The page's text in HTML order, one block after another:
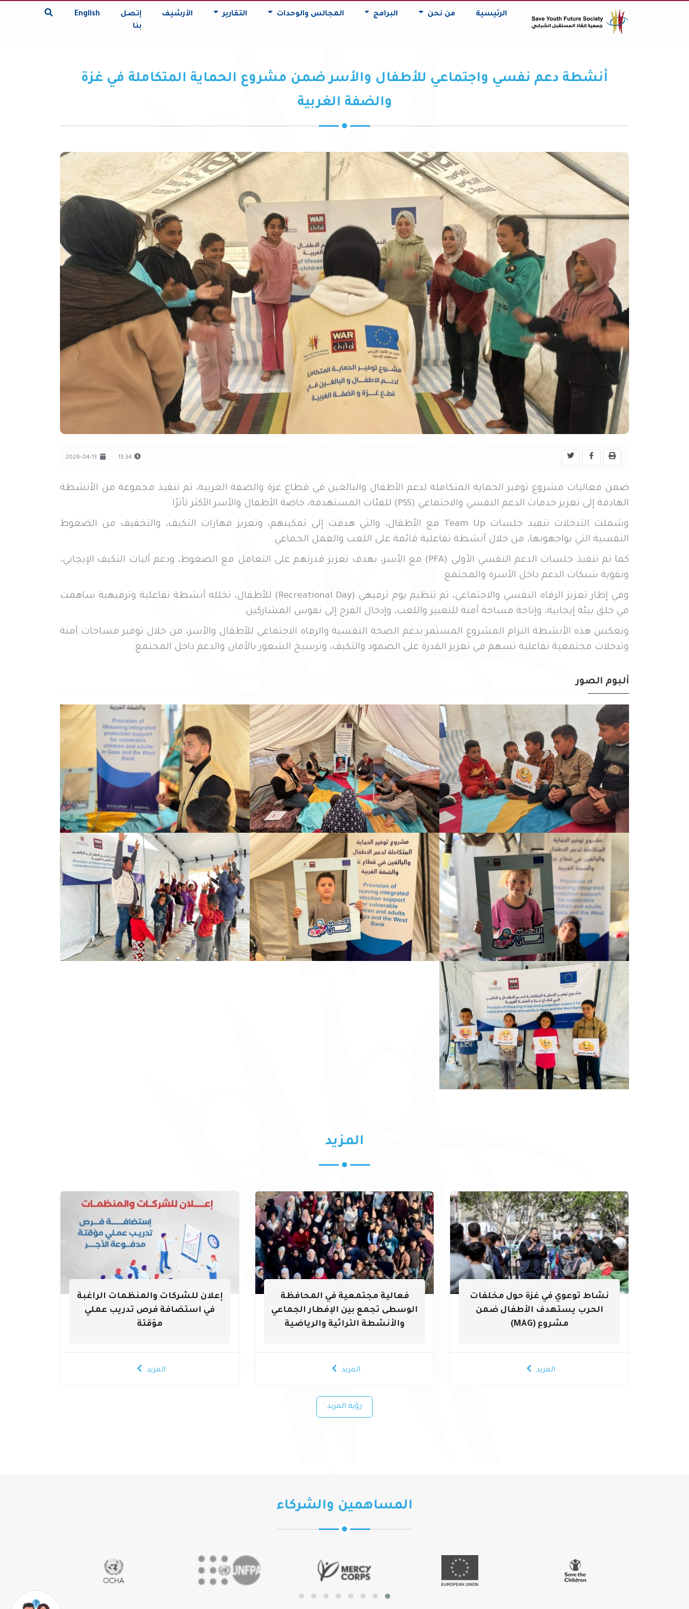
الرئيسية من نحن البرامج المجالس والوحدات التقارير الأرشيف
إتصل
بنا
English
أنشطة دعم نفسي واجتماعي للأطفال والأسر ضمن مشروع الحماية المتكاملة في غزة
والضفة الغربية
ضمن فعاليات مشروع توفير الحماية المتكاملة لدعم الأطفال والبالغين في قطاع غزة والضفة الغربية، تم تنفيذ مجموعة من الأنشطة
الهادفة إلى تعزيز خدمات الدعم النفسي والاجتماعي (PSS) للفئات المستهدفة، خاصة الأطفال والأسر الأكثر تأثرًا.
وشملت التدخلات تنفيذ جلسات Team Up مع الأطفال، والتي هدفت إلى تمكينهم، وتعزيز مهارات التكيف، والتخفيف من الضغوط
النفسية التي يواجهونها، من خلال أنشطة تفاعلية قائمة على اللعب والعمل الجماعي.
كما تم تنفيذ جلسات الدعم النفسي الأولي (PFA) مع الأسر، بهدف تعزيز قدرتهم على التعامل مع الضغوط، ودعم آليات التكيف الإيجابي،
وتقوية شبكات الدعم داخل الأسرة والمجتمع.
وفي إطار تعزيز الرفاه النفسي والاجتماعي، تم تنظيم يوم ترفيهي (Recreational Day) للأطفال، تخلله أنشطة تفاعلية وترفيهية ساهمت
في خلق بيئة إيجابية، وإتاحة مساحة آمنة للتعبير واللعب، وإدخال الفرح إلى نفوس المشاركين.
وتعكس هذه الأنشطة التزام المشروع المستمر بدعم الصحة النفسية والرفاه الاجتماعي للأطفال والأسر، من خلال توفير مساحات آمنة
وتدخلات مجتمعية تفاعلية تسهم في تعزيز القدرة على الصمود والتكيف، وترسيخ الشعور بالأمان والدعم داخل المجتمع.
ألبوم الصور
المزيد
نشاط توعوي في غزة حول مخلفات
الحرب يستهدف الأطفال ضمن
مشروع (MAG)
المزيد
فعالية مجتمعية في المحافظة
الوسطى تجمع بين الإفطار الجماعي
والأنشطة التراثية والرياضية
المزيد
إعلان للشركات والمنظمات الراغبة
في استضافة فرص تدريب عملي
مؤقتة
المزيد
رؤية المزيد
المساهمين والشركاء